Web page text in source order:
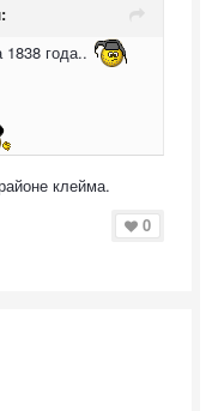
года..
клейма.
0